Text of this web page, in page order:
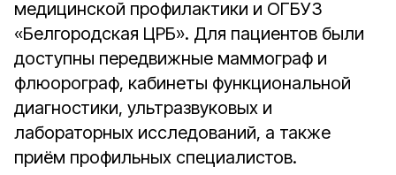
медицинской профилактики и ОГБУЗ
«Белгородская ЦРБ». Для пациентов были
доступны передвижные маммограф и
флюорограф, кабинеты функциональной
диагностики, ультразвуковых и
лабораторных исследований, а также
приём профильных специалистов.